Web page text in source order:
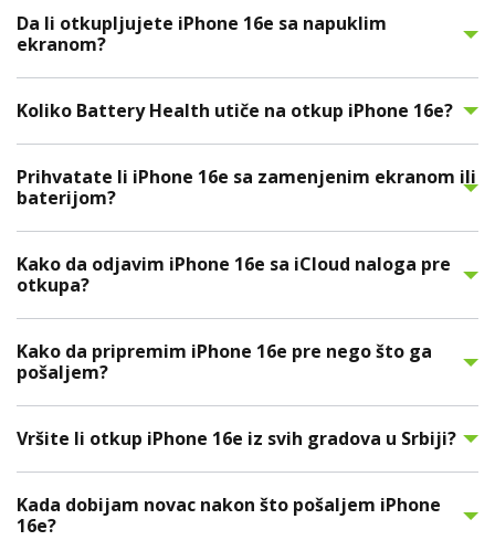
Da li otkupljujete iPhone 16e sa napuklim
ekranom?
Koliko Battery Health utiče na otkup iPhone 16e?
Prihvatate li iPhone 16e sa zamenjenim ekranom ili
baterijom?
Kako da odjavim iPhone 16e sa iCloud naloga pre
otkupa?
Kako da pripremim iPhone 16e pre nego što ga
pošaljem?
Vršite li otkup iPhone 16e iz svih gradova u Srbiji?
Kada dobijam novac nakon što pošaljem iPhone
16e?